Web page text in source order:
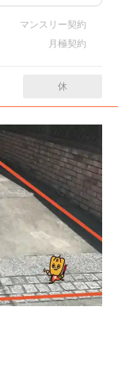
マンスリー契約
月極契約
休